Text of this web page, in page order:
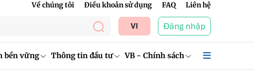
Về chúng tôi Điều khoản sử dụng FAQ Liên hệ
VI Đăng nhập
bền vững Thông tin đầu tư VB - Chính sách